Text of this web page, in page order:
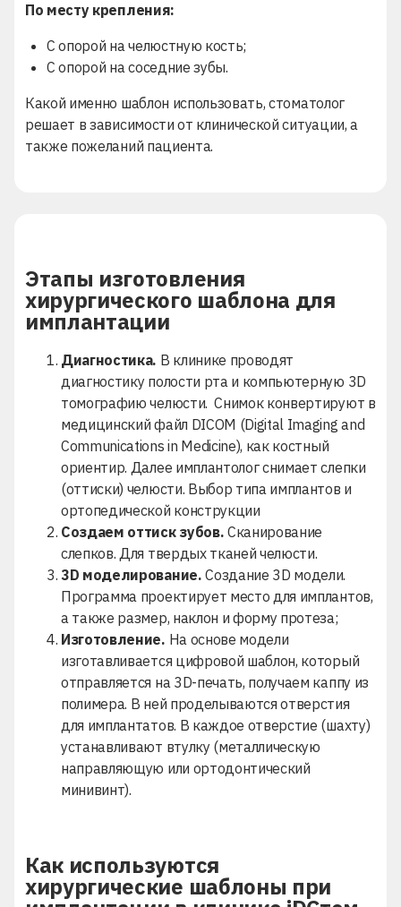
По месту крепления:
С опорой на челюстную кость;
С опорой на соседние зубы.
Какой именно шаблон использовать, стоматолог
решает в зависимости от клинической ситуации, а
также пожеланий пациента.
Этапы изготовления
хирургического шаблона для
имплантации
Диагностика. В клинике проводят
диагностику полости рта и компьютерную 3D
томографию челюсти. Снимок конвертируют в
медицинский файл DICOM (Digital Imaging and
Communications in Medicine), как костный
ориентир. Далее имплантолог снимает слепки
(оттиски) челюсти. Выбор типа имплантов и
ортопедической конструкции
Создаем оттиск зубов. Сканирование
слепков.Для твердых тканей челюсти.
3D моделирование.Создание 3D модели.
Программа проектирует место для имплантов,
а также размер, наклон и форму протеза;
Изготовление. На основе модели
изготавливается цифровой шаблон, который
отправляется на 3D-печать, получаем каппу из
полимера. В ней проделываются отверстия
для имплантатов. В каждое отверстие (шахту)
устанавливают втулку (металлическую
направляющую или ортодонтический
минивинт).
Как используются
хирургические шаблоны при